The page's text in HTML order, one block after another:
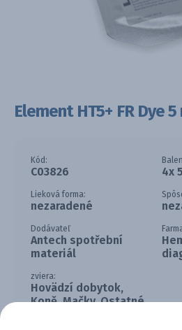
Element HT5+ FR Dye 5
Kód:
C03826 4x
Lieková forma:
nezaradené
Dodávateľ
Antech spotřební
materiál
zviera:
Hovädzí dobytok,
Koně, Mačky, Ostatné,